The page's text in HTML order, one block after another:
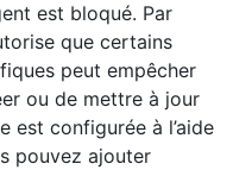
est bloqué. Par
que certains
peut empêcher
ou de mettre à jour
est configurée à l’aide
pouvez ajouter